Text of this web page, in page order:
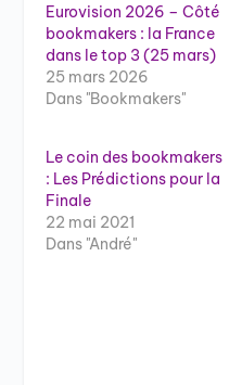
Eurovision 2026 – Côté
bookmakers : la France
dans le top 3 (25 mars)
25 mars 2026
Dans "Bookmakers"
Le coin des bookmakers
: Les Prédictions pour la
Finale
22 mai 2021
Dans "André"